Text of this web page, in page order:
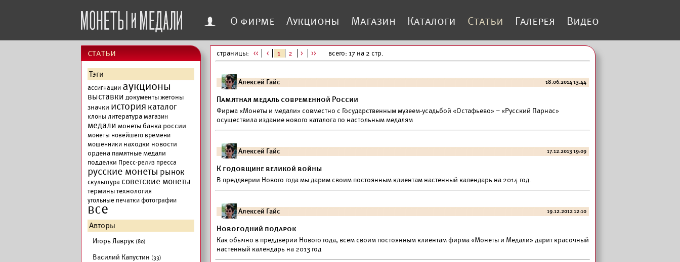
f О фирме Аукционы Магазин Каталоги Статьи Галерея Видео
cтатьи
Тэги
ассигнации аукционы
выставки документыжетоны
значки история каталог
клоны литературамагазин
медали монеты банка россии
монеты новейшего времени
мошенники находки новости
ордена памятные медали
подделки Пресс-релиз пресса
русские монеты рынок
скульптура советские монеты
терминытехнология
угольные печаткифотографии
все
Авторы
Игорь Лаврук (80)
Василий Капустин (33)
страницы: << < 1 2 > >> всего: 17 на 2 стр.
Алексей Гайс 18.06.2014 13:44
Памятная медаль современной России
Фирма «Монеты и медали» совместно с Государственным музеем-усадьбой «Остафьево» – «Русский Парнас»
осуществила издание нового каталога по настольным медалям
Алексей Гайс 17.12.2013 19:09
К годовщине великой войны
В преддверии Нового года мы дарим своим постоянным клиентам настенный календарь на 2014 год.
Алексей Гайс 19.12.2012 12:10
Новогодний подарок
Как обычно в преддверии Нового года, всем своим постоянным клиентам фирма «Монеты и Медали» дарит красочный
настенный календарь на 2013 год